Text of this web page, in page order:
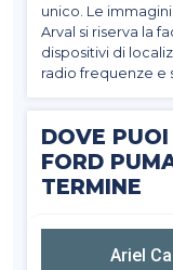
unico. Le
Arval si riserva la
dispositivi di
radio frequenze e
DOVE
FORD
TERMINE